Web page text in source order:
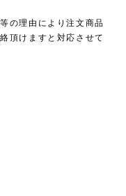
の理由により注文商品
頂けますと対応させて